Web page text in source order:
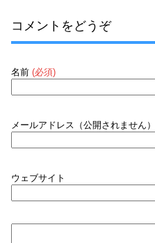
コメントをどうぞ
名前 (必須)
メールアドレス（公開されません）
ウェブサイト